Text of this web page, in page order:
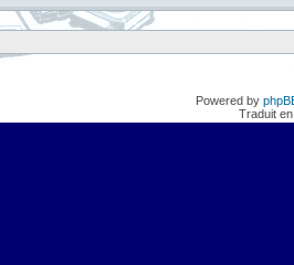
Powered by
Traduit